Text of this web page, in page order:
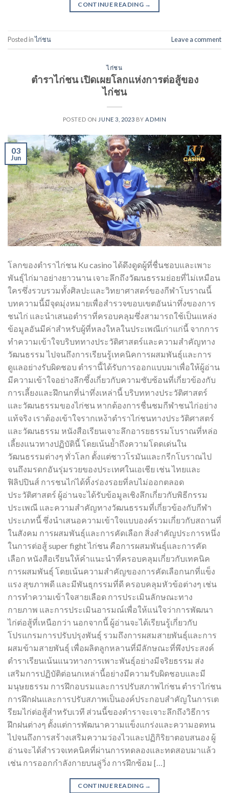
CONTINUE READING →
Posted inไก่ชน Leave a comment
ไก่ชน
ตําราไก่ชน เปิดเผยโลกแห่งการต่อสู้ของ
ไก่ชน
POSTED ON JUNE 3, 2023 BYADMIN
03
Jun
โลกของตําราไก่ชน Ku casino ได้ดึงดูดผู้ที่ชื่นชอบและเพาะ
พันธุ์ไก่มาอย่างยาวนาน เจาะลึกถึงวัฒนธรรมย่อยที่ไม่เหมือน
ใครซึ่งรวบรวมทั้งศิลปะและวิทยาศาสตร์ของกีฬาโบราณนี้
บทความนี้มีจุดมุ่งหมายเพื่อสำรวจขอบเขตอันน่าทึ่งของการ
ชนไก่ และนำเสนอตำราที่ครอบคลุมซึ่งสามารถใช้เป็นแหล่ง
ข้อมูลอันมีค่าสำหรับผู้ที่หลงใหลในประเพณีเก่าแก่นี้ จากการ
ทำความเข้าใจบริบททางประวัติศาสตร์และความสำคัญทาง
วัฒนธรรม ไปจนถึงการเรียนรู้เทคนิคการผสมพันธุ์และการ
ดูแลอย่างรับผิดชอบ ตำรานี้ได้รับการออกแบบมาเพื่อให้ผู้อ่าน
มีความเข้าใจอย่างลึกซึ้งเกี่ยวกับความซับซ้อนที่เกี่ยวข้องกับ
การเลี้ยงและฝึกนกที่น่าทึ่งเหล่านี้ บริบททางประวัติศาสตร์
และวัฒนธรรมของไก่ชน หากต้องการชื่นชมกีฬาชนไก่อย่าง
แท้จริง เราต้องเข้าใจรากเหง้าตําราไก่ชนทางประวัติศาสตร์
และวัฒนธรรม หนังสือเรียนเจาะลึกอารยธรรมโบราณที่หล่อ
เลี้ยงแนวทางปฏิบัตินี้ โดยเน้นย้ำถึงความโดดเด่นใน
วัฒนธรรมต่างๆ ทั่วโลก ตั้งแต่ชาวโรมันและกรีกโบราณไป
จนถึงมรดกอันรุ่มรวยของประเทศในเอเชีย เช่น ไทยและ
ฟิลิปปินส์ การชนไก่ได้ทิ้งร่องรอยที่ลบไม่ออกตลอด
ประวัติศาสตร์ ผู้อ่านจะได้รับข้อมูลเชิงลึกเกี่ยวกับพิธีกรรม
ประเพณี และความสำคัญทางวัฒนธรรมที่เกี่ยวข้องกับกีฬา
ประเภทนี้ ซึ่งนำเสนอความเข้าใจแบบองค์รวมเกี่ยวกับสถานที่
ในสังคม การผสมพันธุ์และการคัดเลือก สิ่งสำคัญประการหนึ่ง
ในการต่อสู้ super fight ไก่ชน คือการผสมพันธุ์และการคัด
เลือก หนังสือเรียนให้คำแนะนำที่ครอบคลุมเกี่ยวกับเทคนิค
การผสมพันธุ์ โดยเน้นความสำคัญของการคัดเลือกนกที่แข็ง
แรง สุขภาพดี และมีพันธุกรรมที่ดี ครอบคลุมหัวข้อต่างๆ เช่น
การทำความเข้าใจสายเลือด การประเมินลักษณะทาง
กายภาพ และการประเมินอารมณ์เพื่อให้แน่ใจว่าการพัฒนา
ไก่ต่อสู้ที่เหนือกว่า นอกจากนี้ ผู้อ่านจะได้เรียนรู้เกี่ยวกับ
โปรแกรมการปรับปรุงพันธุ์ รวมถึงการผสมสายพันธุ์และการ
ผสมข้ามสายพันธุ์ เพื่อผลิตลูกหลานที่มีลักษณะที่พึงประสงค์
ตำราเรียนเน้นแนวทางการเพาะพันธุ์อย่างมีจริยธรรม ส่ง
เสริมการปฏิบัติต่อนกเหล่านี้อย่างมีความรับผิดชอบและมี
มนุษยธรรม การฝึกอบรมและการปรับสภาพไก่ชน ตําราไก่ชน
การฝึกฝนและการปรับสภาพเป็นองค์ประกอบสำคัญในการเต
รียมไก่ต่อสู้สำหรับเวที ส่วนนี้ของตำราจะเจาะลึกถึงวิธีการ
ฝึกฝนต่างๆ ตั้งแต่การพัฒนาความแข็งแกร่งและความอดทน
ไปจนถึงการสร้างเสริมความว่องไวและปฏิกิริยาตอบสนอง ผู้
อ่านจะได้สำรวจเทคนิคที่ผ่านการทดลองและทดสอบมาแล้ว
เช่น การออกกำลังกายบนลู่วิ่ง การฝึกซ้อม […]
CONTINUE READING →